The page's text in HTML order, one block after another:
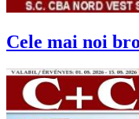
Cele mai noi